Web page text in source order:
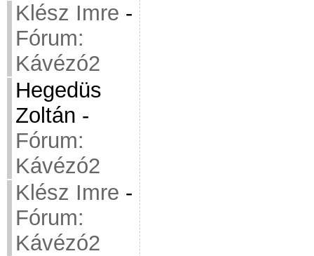
Klész Imre -
Fórum:
Kávézó2
Hegedüs
Zoltán -
Fórum:
Kávézó2
Klész Imre -
Fórum:
Kávézó2